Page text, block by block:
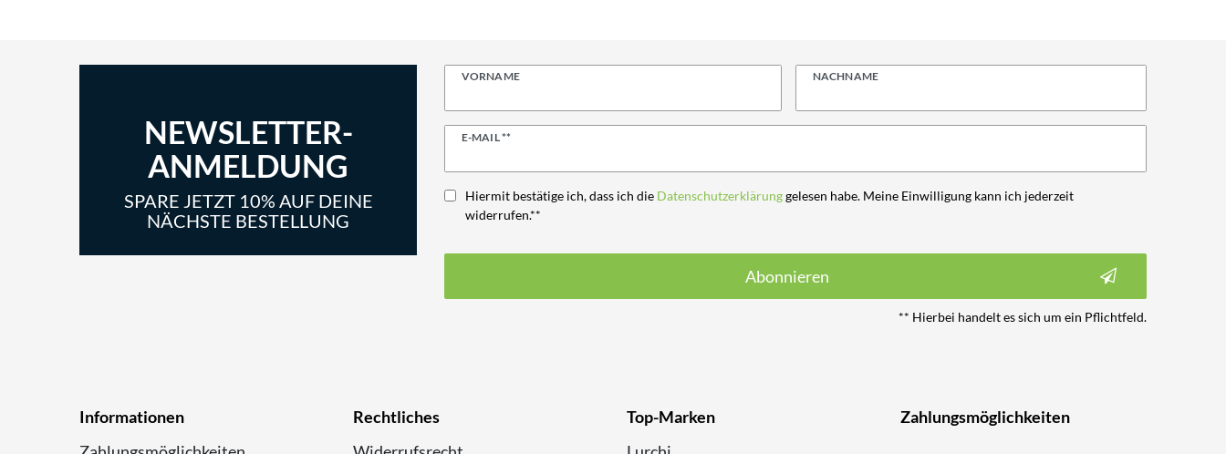
NEWSLETTER-
ANMELDUNG
SPARE JETZT 10% AUF DEINE
NÄCHSTE BESTELLUNG
VORNAME NACHNAME
E-MAIL **
Newsletter
Hiermit bestätige ich, dass ich die Daten­schutz­erklärunggelesen habe. Meine Einwilligung kann ich jederzeit
widerrufen.**
Abonnieren
** Hierbei handelt es sich um ein Pflichtfeld.
Informationen
Rechtliches
Top-Marken
Zahlungsmöglichkeiten